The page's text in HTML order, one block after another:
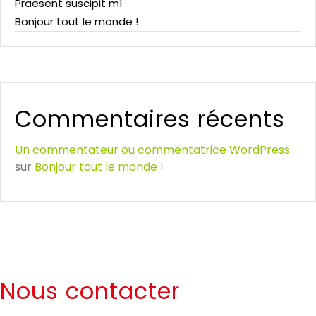
Praesent suscipit m1
Bonjour tout le monde !
Commentaires récents
Un commentateur ou commentatrice WordPress
sur Bonjour tout le monde !
Nous contacter